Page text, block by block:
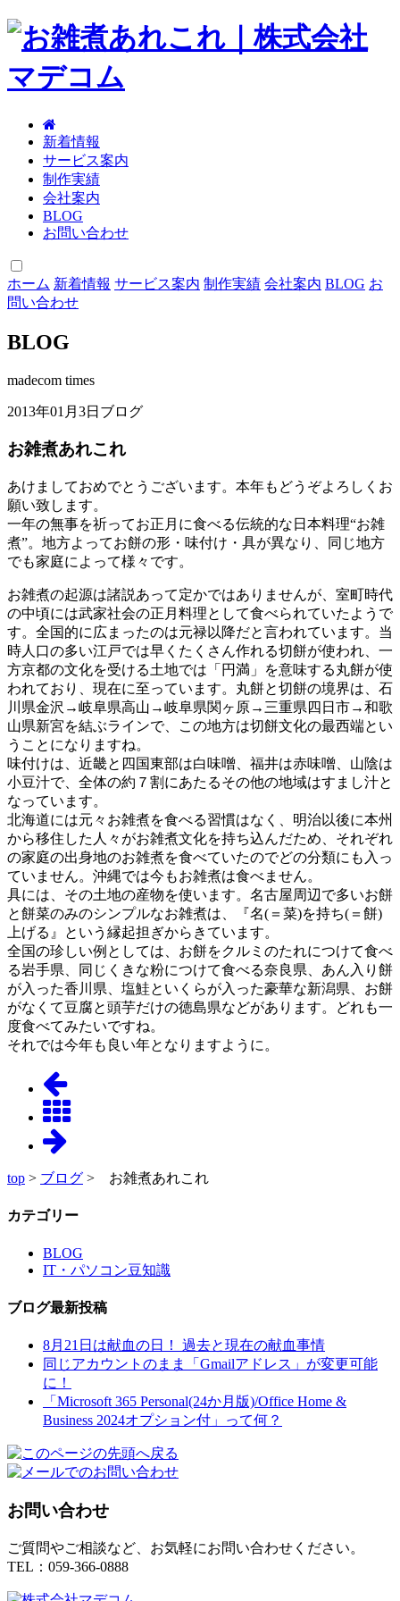
新着情報
サービス案内
制作実績
会社案内
BLOG
お問い合わせ
ホーム 新着情報 サービス案内 制作実績 会社案内 BLOG お
問い合わせ
BLOG
madecom times
2013年01月3日 ブログ
お雑煮あれこれ
あけましておめでとうございます。本年もどうぞよろしくお
願い致します。
一年の無事を祈ってお正月に食べる伝統的な日本料理“お雑
煮”。地方よってお餅の形・味付け・具が異なり、同じ地方
でも家庭によって様々です。
お雑煮の起源は諸説あって定かではありませんが、室町時代
の中頃には武家社会の正月料理として食べられていたようで
す。全国的に広まったのは元禄以降だと言われています。当
時人口の多い江戸では早くたくさん作れる切餅が使われ、一
方京都の文化を受ける土地では「円満」を意味する丸餅が使
われており、現在に至っています。丸餅と切餅の境界は、石
川県金沢→岐阜県高山→岐阜県関ヶ原→三重県四日市→和歌
山県新宮を結ぶラインで、この地方は切餅文化の最西端とい
うことになりますね。
味付けは、近畿と四国東部は白味噌、福井は赤味噌、山陰は
小豆汁で、全体の約７割にあたるその他の地域はすまし汁と
なっています。
北海道には元々お雑煮を食べる習慣はなく、明治以後に本州
から移住した人々がお雑煮文化を持ち込んだため、それぞれ
の家庭の出身地のお雑煮を食べていたのでどの分類にも入っ
ていません。沖縄では今もお雑煮は食べません。
具には、その土地の産物を使います。名古屋周辺で多いお餅
と餅菜のみのシンプルなお雑煮は、『名(＝菜)を持ち(＝餅)
上げる』という縁起担ぎからきています。
全国の珍しい例としては、お餅をクルミのたれにつけて食べ
る岩手県、同じくきな粉につけて食べる奈良県、あん入り餅
が入った香川県、塩鮭といくらが入った豪華な新潟県、お餅
がなくて豆腐と頭芋だけの徳島県などがあります。どれも一
度食べてみたいですね。
それでは今年も良い年となりますように。
top > ブログ > お雑煮あれこれ
カテゴリー
BLOG
IT・パソコン豆知識
ブログ最新投稿
8月21日は献血の日！ 過去と現在の献血事情
同じアカウントのまま「Gmailアドレス」が変更可能
に！
「Microsoft 365 Personal(24か月版)/Office Home &
Business 2024オプション付」って何？
お問い合わせ
ご質問やご相談など、お気軽にお問い合わせください。
TEL：059-366-0888